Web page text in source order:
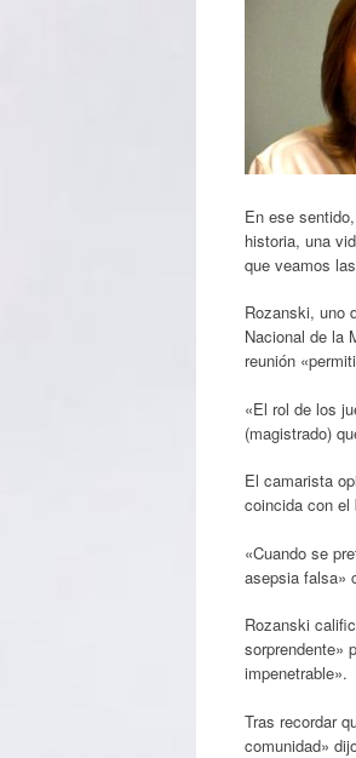
En ese
historia, una
que veamos
Rozanski, uno
Nacional de la
reunión
«El rol de los
(magistrado)
El camarista
coincida con el
«Cuando se
asepsia falsa»
Rozanski
sorprendente»
impenetrable».
Tras recordar
comunidad»